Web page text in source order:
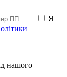
Я
нашого